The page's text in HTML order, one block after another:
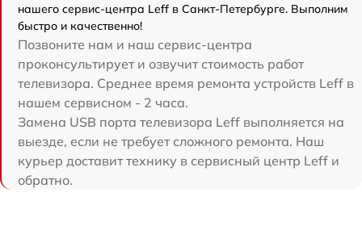
нашего сервис-центра Leff в Санкт-Петербурге. Выполним
быстро и качественно!
Позвоните нам и наш сервис-центра
проконсультирует и озвучит стоимость работ
телевизора. Среднее время ремонта устройств Leff в
нашем сервисном - 2 часа.
Замена USB порта телевизора Leff выполняется на
выезде, если не требует сложного ремонта. Наш
курьер доставит технику в сервисный центр Leff и
обратно.